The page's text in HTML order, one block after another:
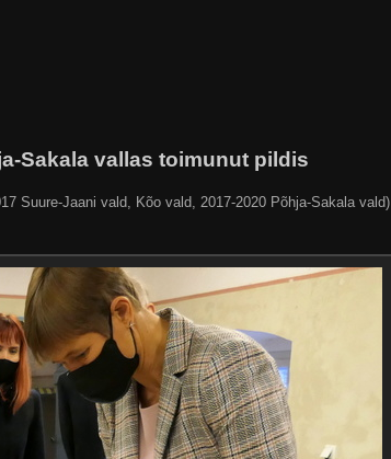
Sakala vallas toimunut pildis
Suure-Jaani vald, Kõo vald, 2017-2020 Põhja-Sakala vald)